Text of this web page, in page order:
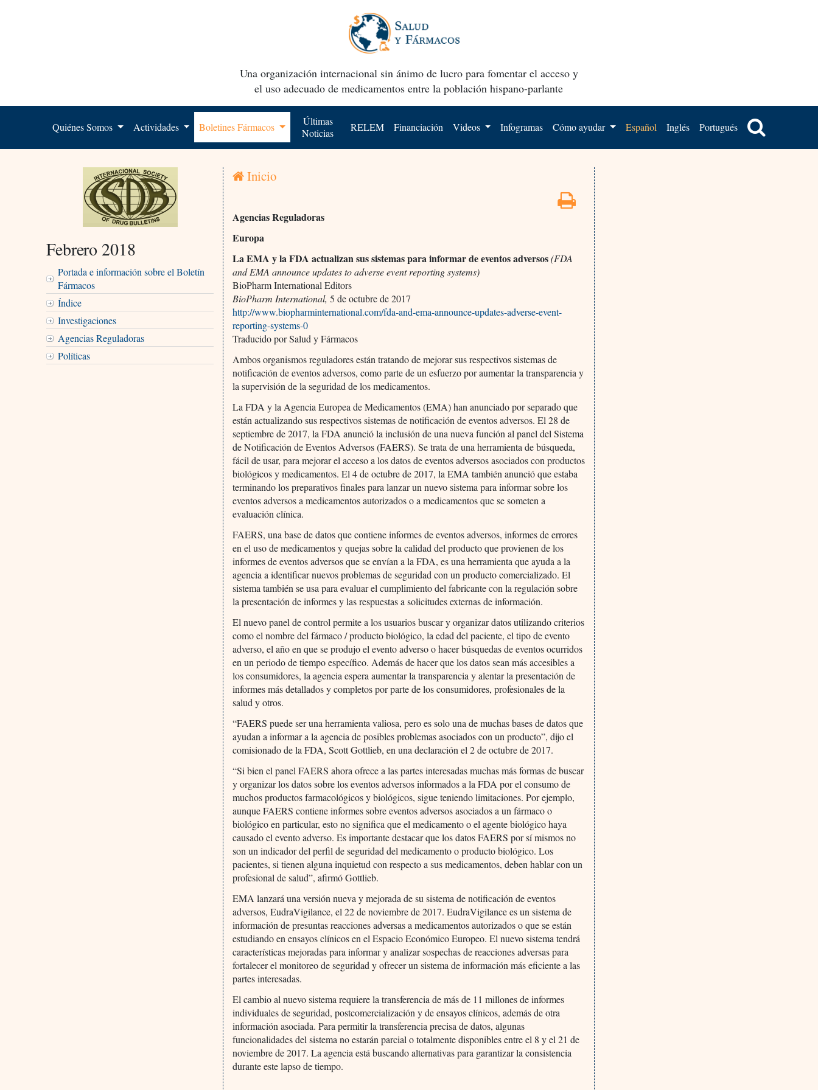
Una organización internacional sin ánimo de lucro para fomentar el acceso y
el uso adecuado de medicamentos entre la población hispano-parlante
Quiénes Somos Actividades Boletines Fármacos
Últimas
Noticias
RELEM Financiación Videos Infogramas Cómo ayudar Español Inglés Portugués
Febrero 2018
Portada e información sobre el Boletín
Fármacos
Índice
Investigaciones
Agencias Reguladoras
Políticas
Inicio
Agencias Reguladoras
Europa
La EMA y la FDA actualizan sus sistemas para informar de eventos adversos (FDA
and EMA announce updates to adverse event reporting systems)
BioPharm International Editors
BioPharm International, 5 de octubre de 2017
http://www.biopharminternational.com/fda-and-ema-announce-updates-adverse-event-
reporting-systems-0
Traducido por Salud y Fármacos
Ambos organismos reguladores están tratando de mejorar sus respectivos sistemas de
notificación de eventos adversos, como parte de un esfuerzo por aumentar la transparencia y
la supervisión de la seguridad de los medicamentos.
La FDA y la Agencia Europea de Medicamentos (EMA) han anunciado por separado que
están actualizando sus respectivos sistemas de notificación de eventos adversos. El 28 de
septiembre de 2017, la FDA anunció la inclusión de una nueva función al panel del Sistema
de Notificación de Eventos Adversos (FAERS). Se trata de una herramienta de búsqueda,
fácil de usar, para mejorar el acceso a los datos de eventos adversos asociados con productos
biológicos y medicamentos. El 4 de octubre de 2017, la EMA también anunció que estaba
terminando los preparativos finales para lanzar un nuevo sistema para informar sobre los
eventos adversos a medicamentos autorizados o a medicamentos que se someten a
evaluación clínica.
FAERS, una base de datos que contiene informes de eventos adversos, informes de errores
en el uso de medicamentos y quejas sobre la calidad del producto que provienen de los
informes de eventos adversos que se envían a la FDA, es una herramienta que ayuda a la
agencia a identificar nuevos problemas de seguridad con un producto comercializado. El
sistema también se usa para evaluar el cumplimiento del fabricante con la regulación sobre
la presentación de informes y las respuestas a solicitudes externas de información.
El nuevo panel de control permite a los usuarios buscar y organizar datos utilizando criterios
como el nombre del fármaco / producto biológico, la edad del paciente, el tipo de evento
adverso, el año en que se produjo el evento adverso o hacer búsquedas de eventos ocurridos
en un periodo de tiempo específico. Además de hacer que los datos sean más accesibles a
los consumidores, la agencia espera aumentar la transparencia y alentar la presentación de
informes más detallados y completos por parte de los consumidores, profesionales de la
salud y otros.
“FAERS puede ser una herramienta valiosa, pero es solo una de muchas bases de datos que
ayudan a informar a la agencia de posibles problemas asociados con un producto”, dijo el
comisionado de la FDA, Scott Gottlieb, en una declaración el 2 de octubre de 2017.
“Si bien el panel FAERS ahora ofrece a las partes interesadas muchas más formas de buscar
y organizar los datos sobre los eventos adversos informados a la FDA por el consumo de
muchos productos farmacológicos y biológicos, sigue teniendo limitaciones. Por ejemplo,
aunque FAERS contiene informes sobre eventos adversos asociados a un fármaco o
biológico en particular, esto no significa que el medicamento o el agente biológico haya
causado el evento adverso. Es importante destacar que los datos FAERS por sí mismos no
son un indicador del perfil de seguridad del medicamento o producto biológico. Los
pacientes, si tienen alguna inquietud con respecto a sus medicamentos, deben hablar con un
profesional de salud”, afirmó Gottlieb.
EMA lanzará una versión nueva y mejorada de su sistema de notificación de eventos
adversos, EudraVigilance, el 22 de noviembre de 2017. EudraVigilance es un sistema de
información de presuntas reacciones adversas a medicamentos autorizados o que se están
estudiando en ensayos clínicos en el Espacio Económico Europeo. El nuevo sistema tendrá
características mejoradas para informar y analizar sospechas de reacciones adversas para
fortalecer el monitoreo de seguridad y ofrecer un sistema de información más eficiente a las
partes interesadas.
El cambio al nuevo sistema requiere la transferencia de más de 11 millones de informes
individuales de seguridad, postcomercialización y de ensayos clínicos, además de otra
información asociada. Para permitir la transferencia precisa de datos, algunas
funcionalidades del sistema no estarán parcial o totalmente disponibles entre el 8 y el 21 de
noviembre de 2017. La agencia está buscando alternativas para garantizar la consistencia
durante este lapso de tiempo.